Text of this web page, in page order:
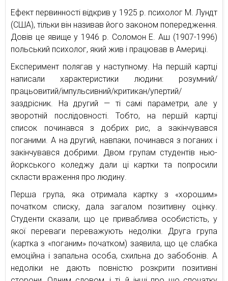
Ефект первинності відкрив у 1925 р. психолог М. Лундт
(США), тільки він називав його законом попередження.
Довів це явище у 1946 р. Соломон Е. Аш (1907-1996)
польський психолог, який жив і працював в Америці.
Експеримент полягав у наступному. На першій картці
написали характеристики людини: розумний/
працьовитий/імпульсивний/критикан/упертий/
заздрісник. На другий — ті самі параметри, але у
зворотній послідовності. Тобто, на першій картці
список починався з добрих рис, а закінчувався
поганими. А на другий, навпаки, починався з поганих і
закінчувався добрими. Двом групам студентів нью-
йоркського коледжу дали ці картки та попросили
скласти враження про людину.
Перша група, яка отримала картку з «хорошим»
початком списку, дала загалом позитивну оцінку.
Студенти сказали, що це приваблива особистість, у
якої переваги переважують недоліки. Друга група
(картка з «поганим» початком) заявила, що це слабка
емоційна і запальна особа, схильна до забобонів. А
недоліки не дають повністю розкрити позитивні